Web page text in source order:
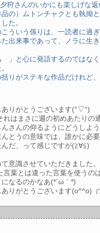
狩さんのいかにも楽しげな
の）ムトンチャクとも執拗
た。
こういう係りは、一読者に
出来事であって、ノラに生
」と心に発語するのではな
りがステキな作品だけれ
りがとうございます(°▽°)
れはまさに週の初めあたりの
さんの仰るようにどうしよ
とうの意味では、誰かに必
だ、って感じですが(≧∀≦)
意識させていただきました
言葉とは違った言葉を使うの
なるのかなあ(*´ω｀*)
ありがとうございます(o^^o)